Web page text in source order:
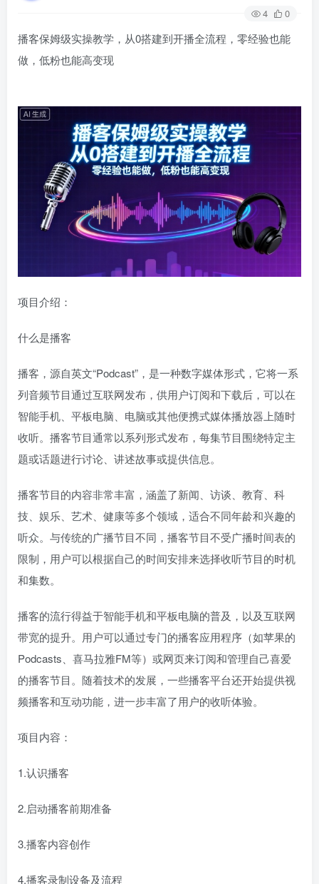
4 0
播客保姆级实操教学，从0搭建到开播全流程，零经验也能
做，低粉也能高变现
项目介绍：
什么是播客
播客，源自英文“Podcast”，是一种数字媒体形式，它将一系
列音频节目通过互联网发布，供用户订阅和下载后，可以在
智能手机、平板电脑、电脑或其他便携式媒体播放器上随时
收听。播客节目通常以系列形式发布，每集节目围绕特定主
题或话题进行讨论、讲述故事或提供信息。
播客节目的内容非常丰富，涵盖了新闻、访谈、教育、科
技、娱乐、艺术、健康等多个领域，适合不同年龄和兴趣的
听众。与传统的广播节目不同，播客节目不受广播时间表的
限制，用户可以根据自己的时间安排来选择收听节目的时机
和集数。
播客的流行得益于智能手机和平板电脑的普及，以及互联网
带宽的提升。用户可以通过专门的播客应用程序（如苹果的
Podcasts、喜马拉雅FM等）或网页来订阅和管理自己喜爱
的播客节目。随着技术的发展，一些播客平台还开始提供视
频播客和互动功能，进一步丰富了用户的收听体验。
项目内容：
1.认识播客
2.启动播客前期准备
3.播客内容创作
4.播客录制设备及流程